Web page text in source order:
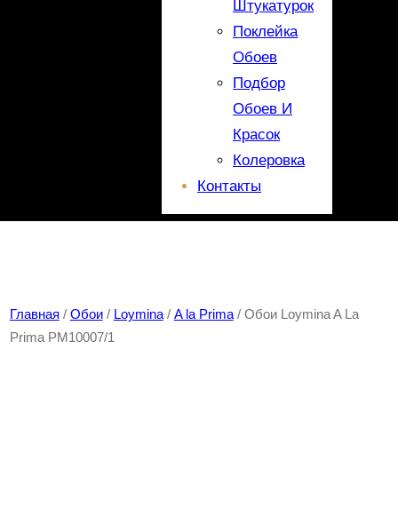
Штукатурок
Поклейка
Обоев
Подбор
Обоев И
Красок
Колеровка
Контакты
Главная / Обои/ Loymina/ A la Prima/ Обои Loymina A La
Prima PM10007/1